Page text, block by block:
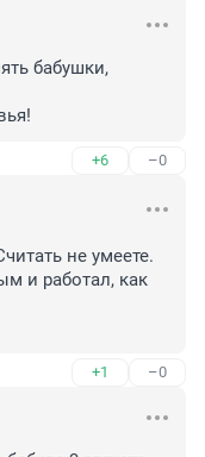
бабушки,
+6 –0
не умеете.
и работал, как
+1 –0